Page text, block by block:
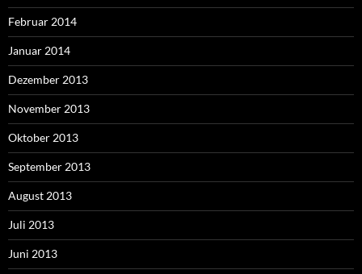
Februar 2014
Januar 2014
Dezember 2013
November 2013
Oktober 2013
September 2013
August 2013
Juli 2013
Juni 2013